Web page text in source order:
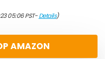
05:06 PST-Details)
AMAZON